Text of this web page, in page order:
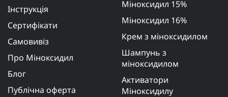
Інструкція
Сертифікати
Самовивіз
Про Міноксидил
Блог
Публічна оферта
Міноксидил 15%
Міноксидил 16%
Крем з міноксидилом
Шампунь з
міноксидилом
Активатори
Міноксидилу